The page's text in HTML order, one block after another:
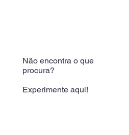
Não encontra o que
procura?
Experimente aqui!